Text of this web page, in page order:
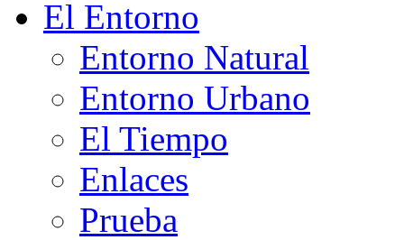
El Entorno
Entorno Natural
Entorno Urbano
El Tiempo
Enlaces
Prueba